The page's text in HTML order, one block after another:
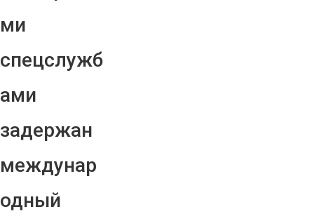
ми
спецслужб
ами
задержан
междунар
одный